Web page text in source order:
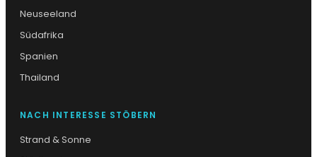
Neuseeland
Südafrika
Spanien
Thailand
NACH INTERESSE STÖBERN
Strand & Sonne